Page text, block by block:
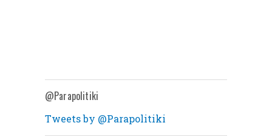
@Parapolitiki
Tweets by @Parapolitiki